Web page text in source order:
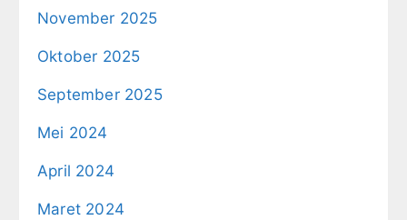
November 2025
Oktober 2025
September 2025
Mei 2024
April 2024
Maret 2024